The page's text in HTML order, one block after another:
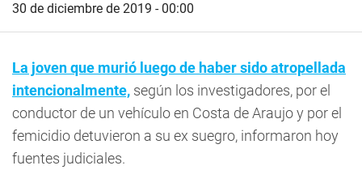
30 de diciembre de 2019 - 00:00
La joven que murió luego de haber sido atropellada
intencionalmente, según los investigadores, por el
conductor de un vehículo en Costa de Araujo y por el
femicidio detuvieron a su ex suegro, informaron hoy
fuentes judiciales.